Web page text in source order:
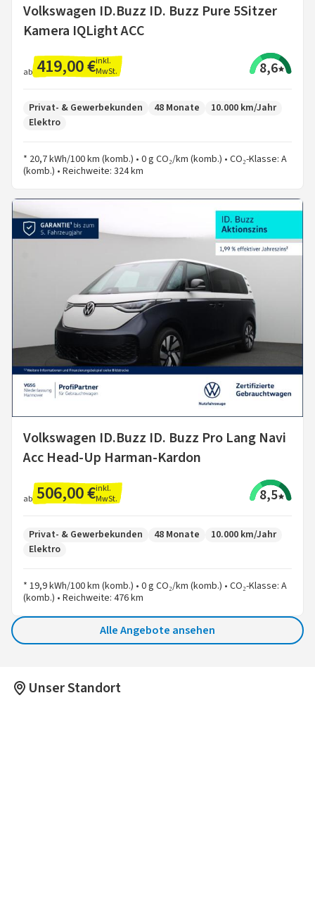
Volkswagen ID.Buzz ID. Buzz Pure 5Sitzer
Kamera IQLight ACC
ab 419,00 €inkl.
MwSt.
8,6
Privat- & Gewerbekunden 48 Monate
10.000 km/Jahr
Elektro
* 20,7 kWh/100 km (komb.) • 0 g CO₂/km (komb.) • CO₂-Klasse: A
(komb.) • Reichweite: 324 km
Volkswagen ID.Buzz ID. Buzz Pro Lang Navi
Acc Head-Up Harman-Kardon
ab 506,00 €inkl.
MwSt.
8,5
Privat- & Gewerbekunden 48 Monate
10.000 km/Jahr
Elektro
* 19,9 kWh/100 km (komb.) • 0 g CO₂/km (komb.) • CO₂-Klasse: A
(komb.) • Reichweite: 476 km
Alle Angebote ansehen
Unser Standort